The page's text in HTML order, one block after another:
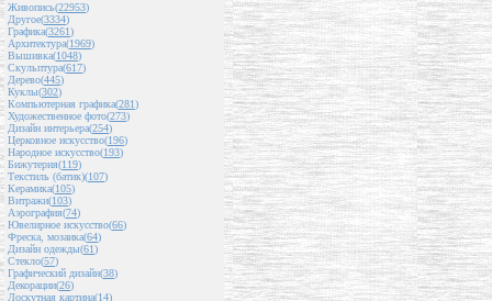
Живопись(22953)
Другое(3334)
Графика(3261)
Архитектура(1969)
Вышивка(1048)
Скульптура(617)
Дерево(445)
Куклы(302)
Компьютерная графика(281)
Художественное фото(273)
Дизайн интерьера(254)
Церковное искусство(196)
Народное искусство(193)
Бижутерия(119)
Текстиль (батик)(107)
Керамика(105)
Витражи(103)
Аэрография(74)
Ювелирное искусство(66)
Фреска, мозаика(64)
Дизайн одежды(61)
Стекло(57)
Графический дизайн(38)
Декорации(26)
Лоскутная картина(14)